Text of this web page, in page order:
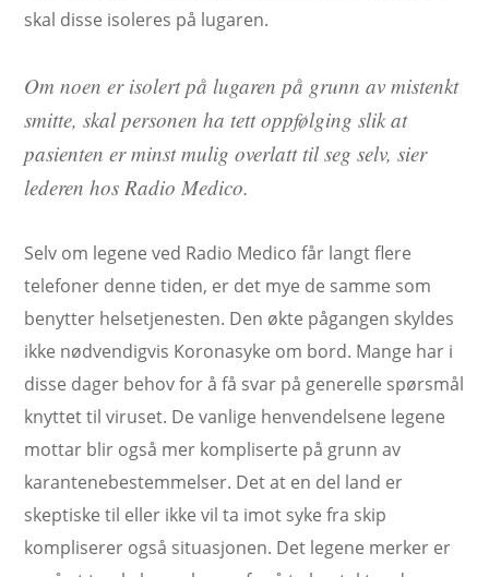
skal disse isoleres på lugaren.
Om noen er isolert på lugaren på grunn av mistenkt
smitte, skal personen ha tett oppfølging slik at
pasienten er minst mulig overlatt til seg selv, sier
lederen hos Radio Medico.
Selv om legene ved Radio Medico får langt flere
telefoner denne tiden, er det mye de samme som
benytter helsetjenesten. Den økte pågangen skyldes
ikke nødvendigvis Koronasyke om bord. Mange har i
disse dager behov for å få svar på generelle spørsmål
knyttet til viruset. De vanlige henvendelsene legene
mottar blir også mer kompliserte på grunn av
karantenebestemmelser. Det at en del land er
skeptiske til eller ikke vil ta imot syke fra skip
kompliserer også situasjonen. Det legene merker er